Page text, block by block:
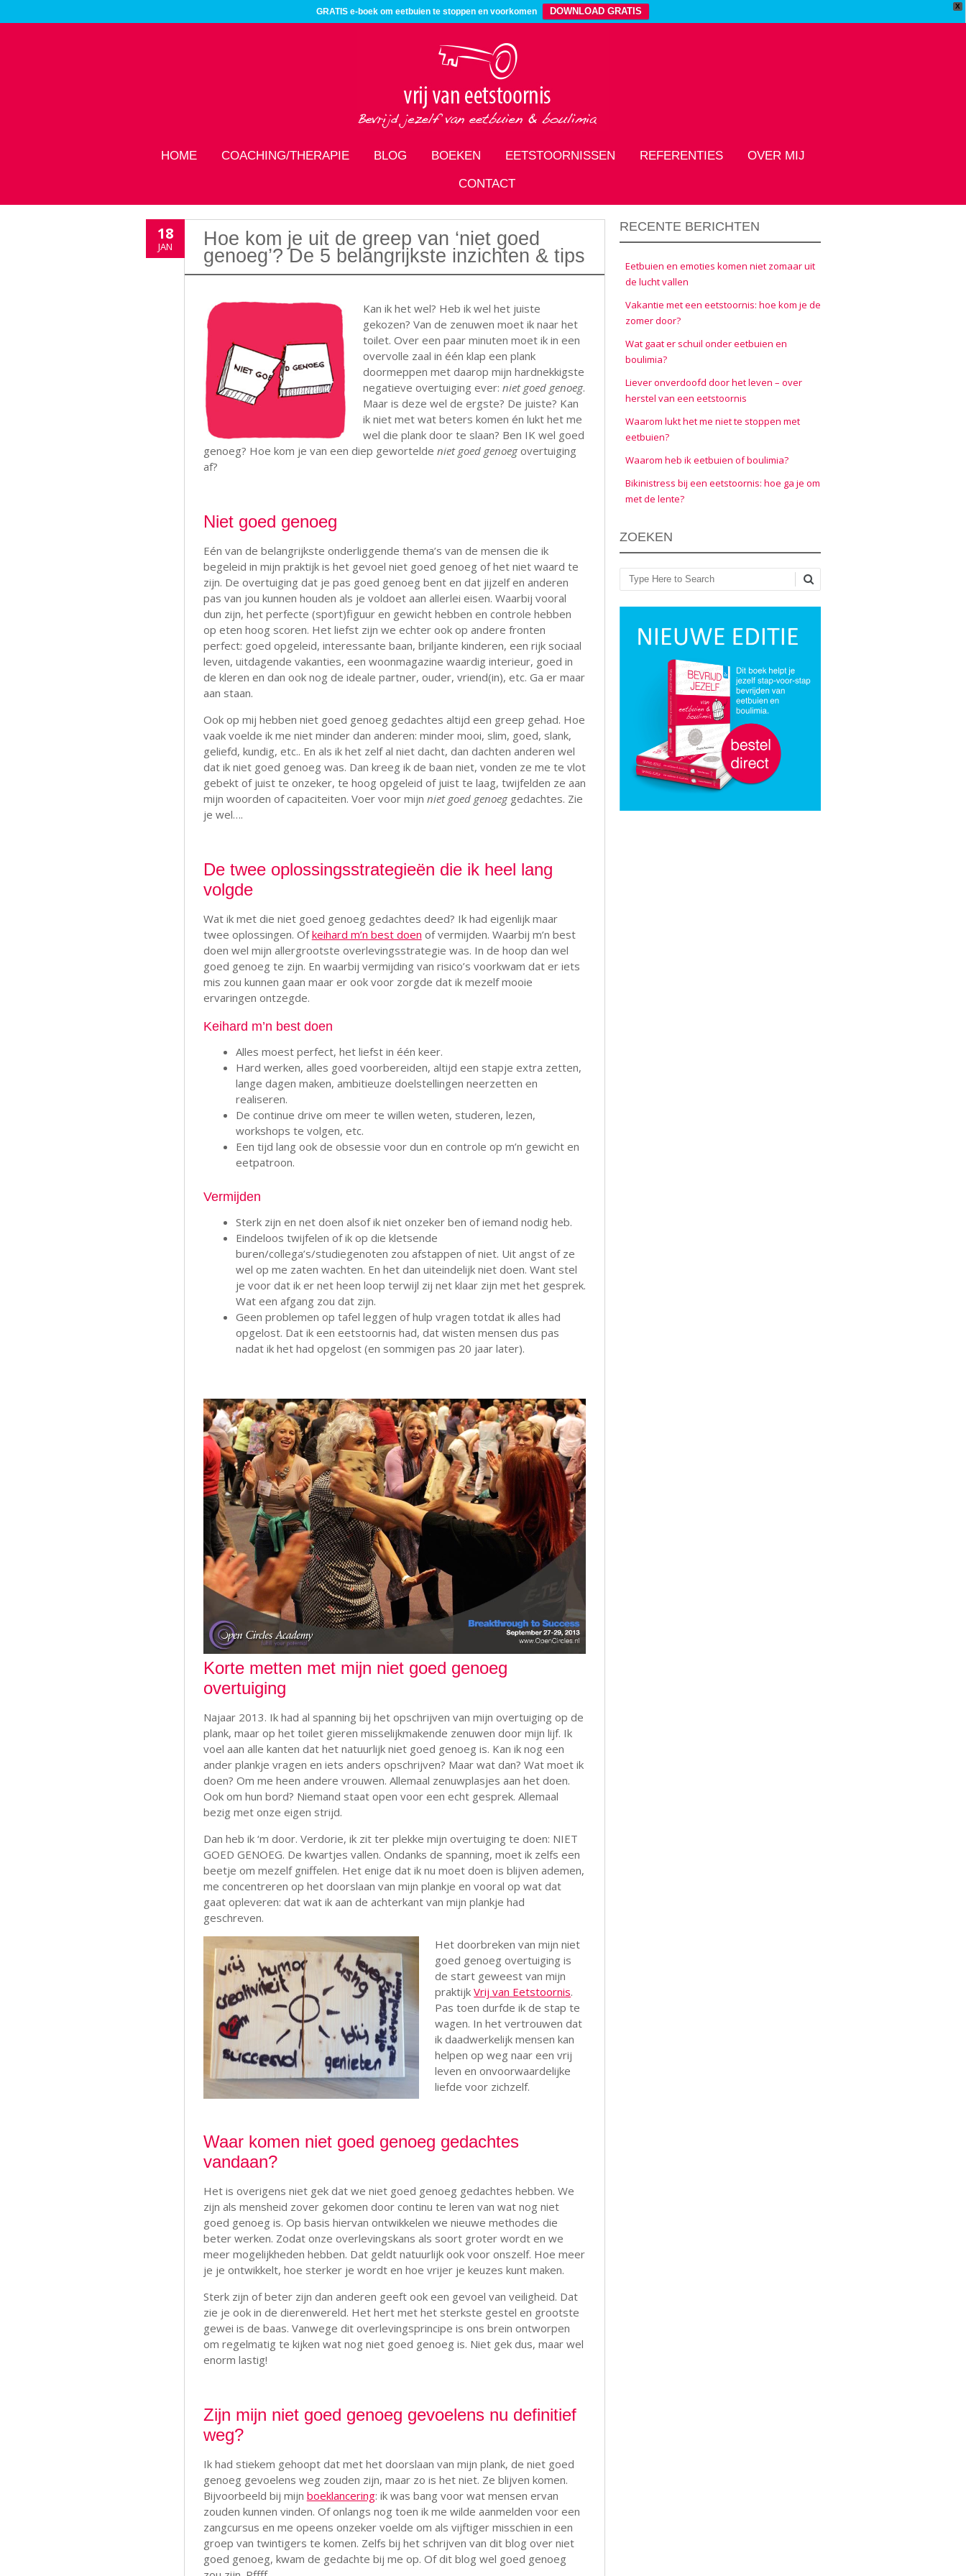
X
GRATIS e-boek om eetbuien te stoppen en voorkomen DOWNLOAD GRATIS
HOME COACHING/THERAPIE BLOG BOEKEN EETSTOORNISSEN REFERENTIES OVER MIJ
CONTACT
18
JAN
Hoe kom je uit de greep van ‘niet goed
genoeg’? De 5 belangrijkste inzichten & tips
Kan ik het wel? Heb ik wel het juiste
gekozen? Van de zenuwen moet ik naar het
toilet. Over een paar minuten moet ik in een
overvolle zaal in één klap een plank
doormeppen met daarop mijn hardnekkigste
negatieve overtuiging ever:niet goed genoeg.
Maar is deze wel de ergste? De juiste? Kan
ik niet met wat beters komen én lukt het me
wel die plank door te slaan? Ben IK wel goed
genoeg? Hoe kom je van een diep gewortelde niet goed genoegovertuiging
af?
Niet goed genoeg
Eén van de belangrijkste onderliggende thema’s van de mensen die ik
begeleid in mijn praktijk is het gevoel niet goed genoeg of het niet waard te
zijn. De overtuiging dat je pas goed genoeg bent en dat jijzelf en anderen
pas van jou kunnen houden als je voldoet aan allerlei eisen. Waarbij vooral
dun zijn, het perfecte (sport)figuur en gewicht hebben en controle hebben
op eten hoog scoren. Het liefst zijn we echter ook op andere fronten
perfect: goed opgeleid, interessante baan, briljante kinderen, een rijk sociaal
leven, uitdagende vakanties, een woonmagazine waardig interieur, goed in
de kleren en dan ook nog de ideale partner, ouder, vriend(in), etc. Ga er maar
aan staan.
Ook op mij hebben niet goed genoeg gedachtes altijd een greep gehad. Hoe
vaak voelde ik me niet minder dan anderen: minder mooi, slim, goed, slank,
geliefd, kundig, etc.. En als ik het zelf al niet dacht, dan dachten anderen wel
dat ik niet goed genoeg was. Dan kreeg ik de baan niet, vonden ze me te vlot
gebekt of juist te onzeker, te hoog opgeleid of juist te laag, twijfelden ze aan
mijn woorden of capaciteiten. Voer voor mijn niet goed genoeggedachtes. Zie
je wel….
De twee oplossingsstrategieën die ik heel lang
volgde
Wat ik met die niet goed genoeg gedachtes deed? Ik had eigenlijk maar
twee oplossingen. Ofkeihard m’n best doen of vermijden. Waarbij m’n best
doen wel mijn allergrootste overlevingsstrategie was. In de hoop dan wel
goed genoeg te zijn. En waarbij vermijding van risico’s voorkwam dat er iets
mis zou kunnen gaan maar er ook voor zorgde dat ik mezelf mooie
ervaringen ontzegde.
Keihard m’n best doen
Alles moest perfect, het liefst in één keer.
Hard werken, alles goed voorbereiden, altijd een stapje extra zetten,
lange dagen maken, ambitieuze doelstellingen neerzetten en
realiseren.
De continue drive om meer te willen weten, studeren, lezen,
workshops te volgen, etc.
Een tijd lang ook de obsessie voor dun en controle op m’n gewicht en
eetpatroon.
Vermijden
Sterk zijn en net doen alsof ik niet onzeker ben of iemand nodig heb.
Eindeloos twijfelen of ik op die kletsende
buren/collega’s/studiegenoten zou afstappen of niet. Uit angst of ze
wel op me zaten wachten. En het dan uiteindelijk niet doen. Want stel
je voor dat ik er net heen loop terwijl zij net klaar zijn met het gesprek.
Wat een afgang zou dat zijn.
Geen problemen op tafel leggen of hulp vragen totdat ik alles had
opgelost. Dat ik een eetstoornis had, dat wisten mensen dus pas
nadat ik het had opgelost (en sommigen pas 20 jaar later).
Korte metten met mijn niet goed genoeg
overtuiging
Najaar 2013. Ik had al spanning bij het opschrijven van mijn overtuiging op de
plank, maar op het toilet gieren misselijkmakende zenuwen door mijn lijf. Ik
voel aan alle kanten dat het natuurlijk niet goed genoeg is. Kan ik nog een
ander plankje vragen en iets anders opschrijven? Maar wat dan? Wat moet ik
doen? Om me heen andere vrouwen. Allemaal zenuwplasjes aan het doen.
Ook om hun bord? Niemand staat open voor een echt gesprek. Allemaal
bezig met onze eigen strijd.
Dan heb ik ‘m door. Verdorie, ik zit ter plekke mijn overtuiging te doen: NIET
GOED GENOEG. De kwartjes vallen. Ondanks de spanning, moet ik zelfs een
beetje om mezelf gniffelen. Het enige dat ik nu moet doen is blijven ademen,
me concentreren op het doorslaan van mijn plankje en vooral op wat dat
gaat opleveren: dat wat ik aan de achterkant van mijn plankje had
geschreven.
Het doorbreken van mijn niet
goed genoeg overtuiging is
de start geweest van mijn
praktijkVrij van Eetstoornis.
Pas toen durfde ik de stap te
wagen. In het vertrouwen dat
ik daadwerkelijk mensen kan
helpen op weg naar een vrij
leven en onvoorwaardelijke
liefde voor zichzelf.
Waar komen niet goed genoeg gedachtes
vandaan?
Het is overigens niet gek dat we niet goed genoeg gedachtes hebben. We
zijn als mensheid zover gekomen door continu te leren van wat nog niet
goed genoeg is. Op basis hiervan ontwikkelen we nieuwe methodes die
beter werken. Zodat onze overlevingskans als soort groter wordt en we
meer mogelijkheden hebben. Dat geldt natuurlijk ook voor onszelf. Hoe meer
je je ontwikkelt, hoe sterker je wordt en hoe vrijer je keuzes kunt maken.
Sterk zijn of beter zijn dan anderen geeft ook een gevoel van veiligheid. Dat
zie je ook in de dierenwereld. Het hert met het sterkste gestel en grootste
gewei is de baas. Vanwege dit overlevingsprincipe is ons brein ontworpen
om regelmatig te kijken wat nog niet goed genoeg is. Niet gek dus, maar wel
enorm lastig!
Zijn mijn niet goed genoeg gevoelens nu definitief
weg?
Ik had stiekem gehoopt dat met het doorslaan van mijn plank, de niet goed
genoeg gevoelens weg zouden zijn, maar zo is het niet. Ze blijven komen.
Bijvoorbeeld bij mijn boeklancering: ik was bang voor wat mensen ervan
zouden kunnen vinden. Of onlangs nog toen ik me wilde aanmelden voor een
zangcursus en me opeens onzeker voelde om als vijftiger misschien in een
groep van twintigers te komen. Zelfs bij het schrijven van dit blog over niet
goed genoeg, kwam de gedachte bij me op. Of dit blog wel goed genoeg
RECENTE BERICHTEN
Eetbuien en emoties komen niet zomaar uit
de lucht vallen
Vakantie met een eetstoornis: hoe kom je de
zomer door?
Wat gaat er schuil onder eetbuien en
boulimia?
Liever onverdoofd door het leven – over
herstel van een eetstoornis
Waarom lukt het me niet te stoppen met
eetbuien?
Waarom heb ik eetbuien of boulimia?
Bikinistress bij een eetstoornis: hoe ga je om
met de lente?
ZOEKEN
Zoeken